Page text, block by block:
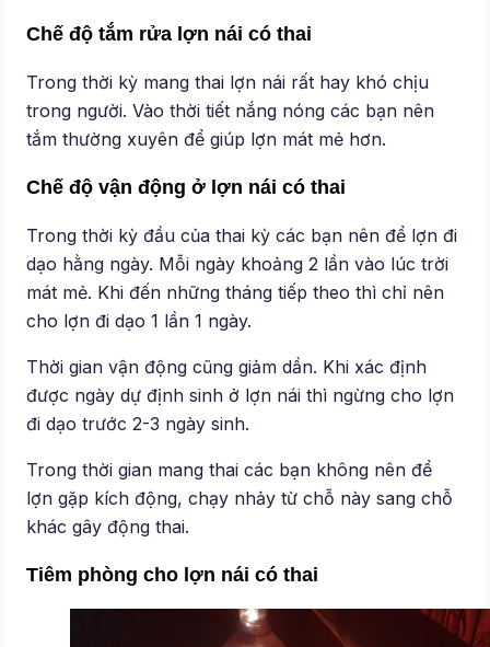
Chế độ tắm rửa lợn nái có thai
Trong thời kỳ mang thai lợn nái rất hay khó chịu
trong người. Vào thời tiết nắng nóng các bạn nên
tắm thường xuyên để giúp lợn mát mẻ hơn.
Chế độ vận động ở lợn nái có thai
Trong thời kỳ đầu của thai kỳ các bạn nên để lợn đi
dạo hằng ngày. Mỗi ngày khoảng 2 lần vào lúc trời
mát mẻ. Khi đến những tháng tiếp theo thì chỉ nên
cho lợn đi dạo 1 lần 1 ngày.
Thời gian vận động cũng giảm dần. Khi xác định
được ngày dự định sinh ở lợn nái thì ngừng cho lợn
đi dạo trước 2-3 ngày sinh.
Trong thời gian mang thai các bạn không nên để
lợn gặp kích động, chạy nhảy từ chỗ này sang chỗ
khác gây động thai.
Tiêm phòng cho lợn nái có thai